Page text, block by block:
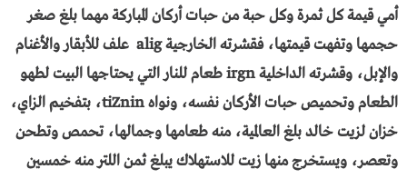
أمي قيمة كل ثمرة وكل حبة من حبات أركان المباركة مهما بلغ صغر
حجمها وتفهت قيمتها، فقشرته الخارجية alig علف للأبقار والأغنام
والإبل، وقشرته الداخلية irgn طعام للنار التي يحتاجها البيت لطهو
الطعام وتحميص حبات الأركان نفسه، ونواه tiZnin، بتفخيم الزاي،
خزان لزيت خالد بلغ العالمية، منه طعامها وجمالها، تحمص وتطحن
وتعصر، ويستخرج منها زيت للاستهلاك يبلغ ثمن اللتر منه خمسين